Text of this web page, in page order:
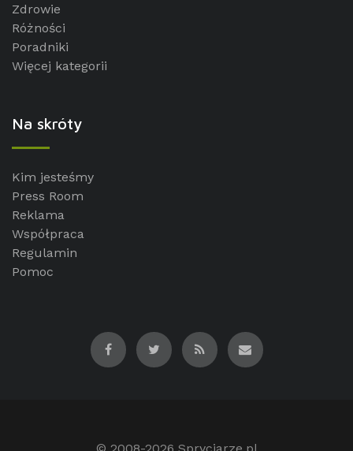
Zdrowie
Różności
Poradniki
Więcej kategorii
Na skróty
Kim jesteśmy
Press Room
Reklama
Współpraca
Regulamin
Pomoc